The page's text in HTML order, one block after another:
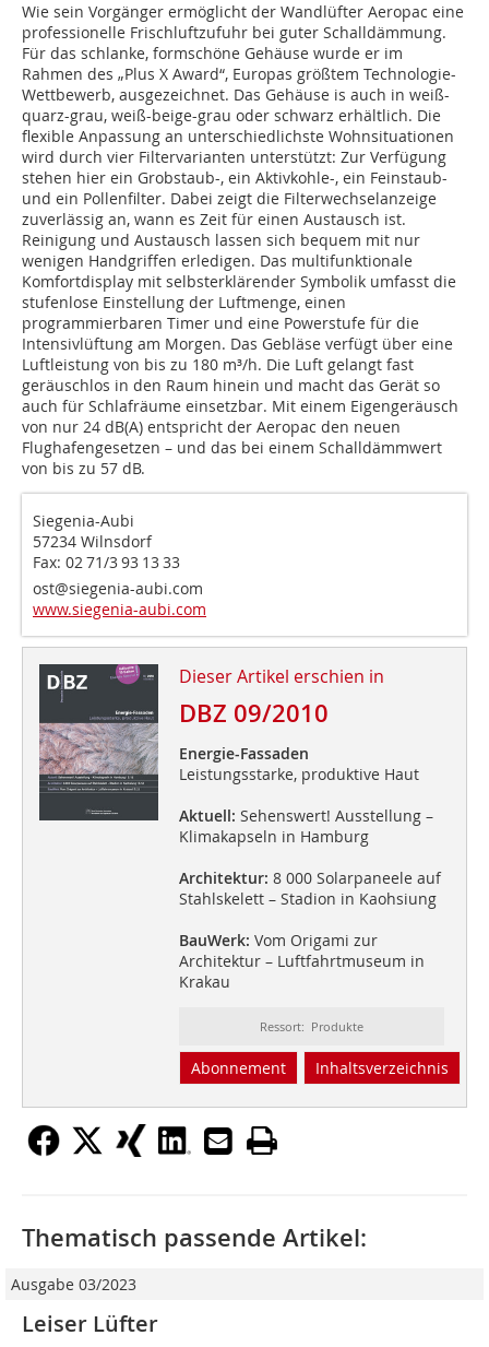
Wie sein Vorgänger ermöglicht der Wandlüfter Aeropac eine
professionelle Frischluftzufuhr bei guter Schalldämmung.
Für das schlanke, formschöne Gehäuse wurde er im
Rahmen des „Plus X Award“, Europas größtem Technologie-
Wettbewerb, ausgezeichnet. Das Gehäuse is auch in weiß-
quarz-grau, weiß-beige-grau oder schwarz erhältlich. Die
flexible Anpassung an unterschiedlichste Wohnsituationen
wird durch vier Filtervarianten unterstützt: Zur Verfügung
stehen hier ein Grobstaub-, ein Aktivkohle-, ein Feinstaub-
und ein Pollenfilter. Dabei zeigt die Filterwechselanzeige
zuverlässig an, wann es Zeit für einen Austausch ist.
Reinigung und Austausch lassen sich bequem mit nur
wenigen Handgriffen erledigen. Das multifunktionale
Komfortdisplay mit selbsterklärender Symbolik umfasst die
stufenlose Einstellung der Luftmenge, einen
programmierbaren Timer und eine Powerstufe für die
Intensivlüftung am Morgen. Das Gebläse verfügt über eine
Luftleistung von bis zu 180 m³/h. Die Luft gelangt fast
geräuschlos in den Raum hinein und macht das Gerät so
auch für Schlafräume einsetzbar. Mit einem Eigengeräusch
von nur 24 dB(A) entspricht der Aeropac den neuen
Flughafengesetzen – und das bei einem Schalldämmwert
von bis zu 57 dB.
Siegenia-Aubi
57234 Wilnsdorf
Fax: 02 71/3 93 13 33
ost@siegenia-aubi.com
www.siegenia-aubi.com
Dieser Artikel erschien in
DBZ 09/2010
Energie-Fassaden
Leistungsstarke, produktive Haut
Aktuell: Sehenswert! Ausstellung –
Klimakapseln in Hamburg
Architektur: 8 000 Solarpaneele auf
Stahlskelett – Stadion in Kaohsiung
BauWerk: Vom Origami zur
Architektur – Luftfahrtmuseum in
Krakau
Ressort: Produkte
Abonnement Inhaltsverzeichnis
Thematisch passende Artikel:
Ausgabe 03/2023
Leiser Lüfter